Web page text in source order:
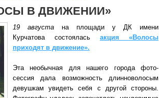
В ДВИЖЕНИИ»
19 августа на площади у ДК имени
Курчатова состоялась акция «Волосы
приходят в движение».
Эта необычная для нашего города фото-
сессия дала возможность длинноволосым
девушкам увидеть себя с другой стороны.